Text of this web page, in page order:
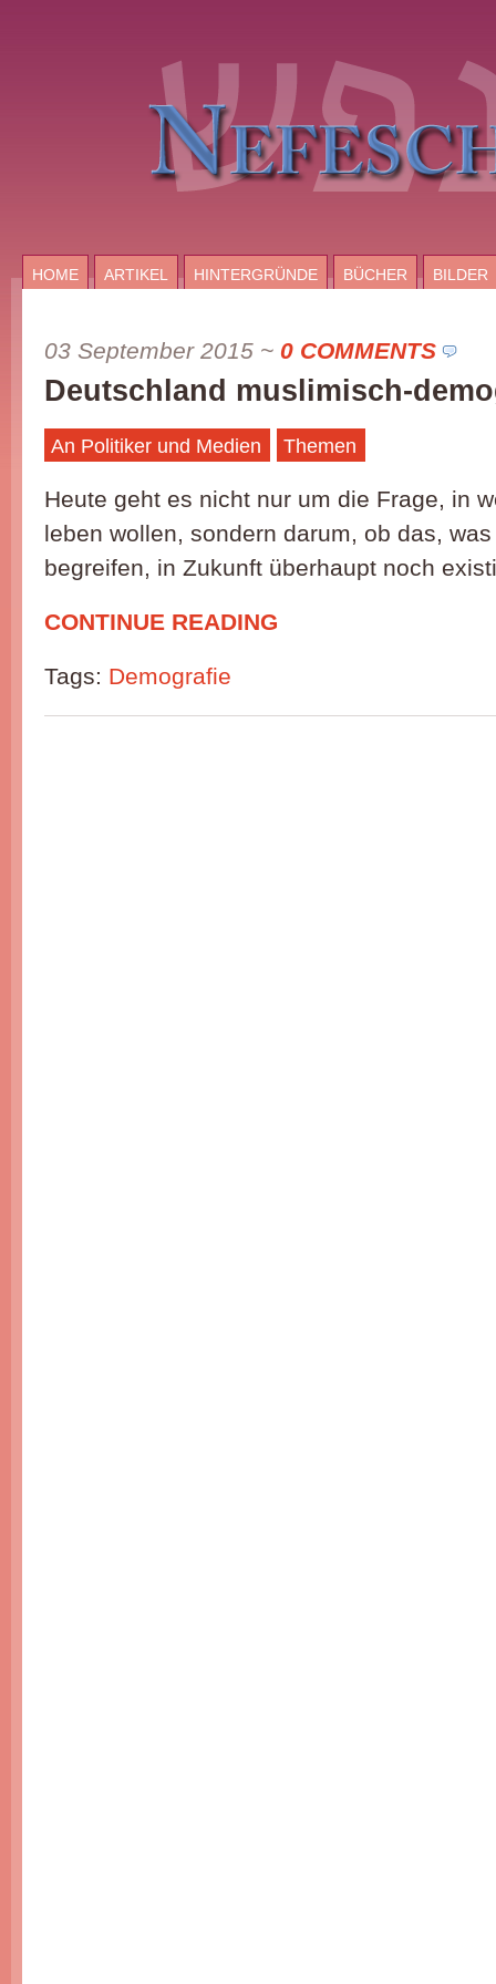
HOME ARTIKEL HINTERGRÜNDE BÜCHER BILDER
03 September 2015 ~ 0 COMMENTS
Deutschland muslimisch-
An Politiker und Medien Themen
Heute geht es nicht nur um die Frage, in
leben wollen, sondern darum, ob das,
begreifen, in Zukunft überhaupt noch
CONTINUE READING
Tags: Demografie